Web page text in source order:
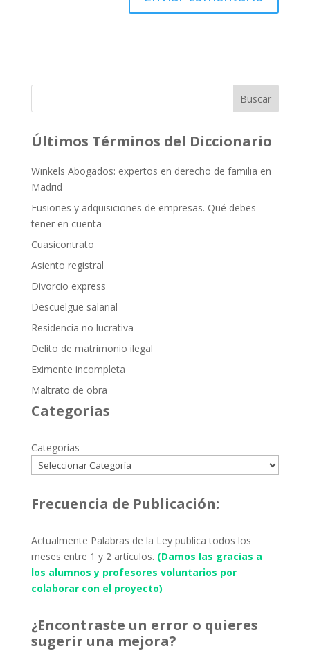
Buscar
Últimos Términos del Diccionario
Winkels Abogados: expertos en derecho de familia en
Madrid
Fusiones y adquisiciones de empresas. Qué debes
tener en cuenta
Cuasicontrato
Asiento registral
Divorcio express
Descuelgue salarial
Residencia no lucrativa
Delito de matrimonio ilegal
Eximente incompleta
Maltrato de obra
Categorías
Categorías
Frecuencia de Publicación:
Actualmente Palabras de la Ley publica todos los
meses entre 1 y 2 artículos. (Damos las gracias a
los alumnos y profesores voluntarios por
colaborar con el proyecto)
¿Encontraste un error o quieres
sugerir una mejora?